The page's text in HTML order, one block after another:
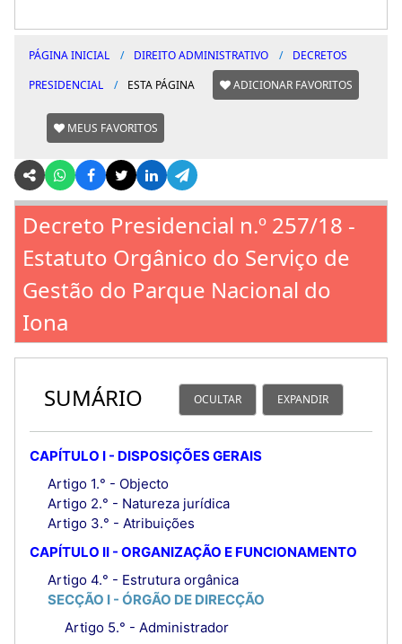
PÁGINA INICIAL DIREITO ADMINISTRATIVO
DECRETOS
PRESIDENCIAL
ESTA PÁGINA ADICIONAR FAVORITOS
MEUS FAVORITOS
Decreto Presidencial n.º 257/18 -
Estatuto Orgânico do Serviço de
Gestão do Parque Nacional do
Iona
SUMÁRIO OCULTAR EXPANDIR
CAPÍTULO I - DISPOSIÇÕES GERAIS
Artigo 1.° - Objecto
Artigo 2.° - Natureza jurídica
Artigo 3.° - Atribuições
CAPÍTULO II - ORGANIZAÇÃO E FUNCIONAMENTO
Artigo 4.° - Estrutura orgânica
SECÇÃO I - ÓRGÃO DE DIRECÇÃO
Artigo 5.° - Administrador